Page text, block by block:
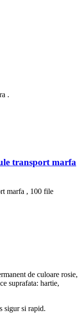
.
transport marfa
marfa , 100 file
de culoare rosie,
suprafata: hartie,
sigur si rapid.